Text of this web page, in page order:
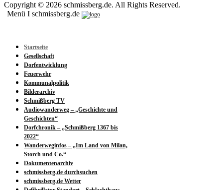
Copyright © 2026 schmissberg.de. All Rights Reserved.
Menü I schmissberg.de
Startseite
Gesellschaft
Dorfentwicklung
Feuerwehr
Kommunalpolitik
Bilderarchiv
Schmißberg TV
Audiowanderweg – „Geschichte und
Geschichten“
Dorfchronik – „Schmißberg 1367 bis
2022“
Wanderweginfos – „Im Land von Milan,
Storch und Co.“
Dokumentenarchiv
schmissberg.de durchsuchen
schmissberg.de Wetter